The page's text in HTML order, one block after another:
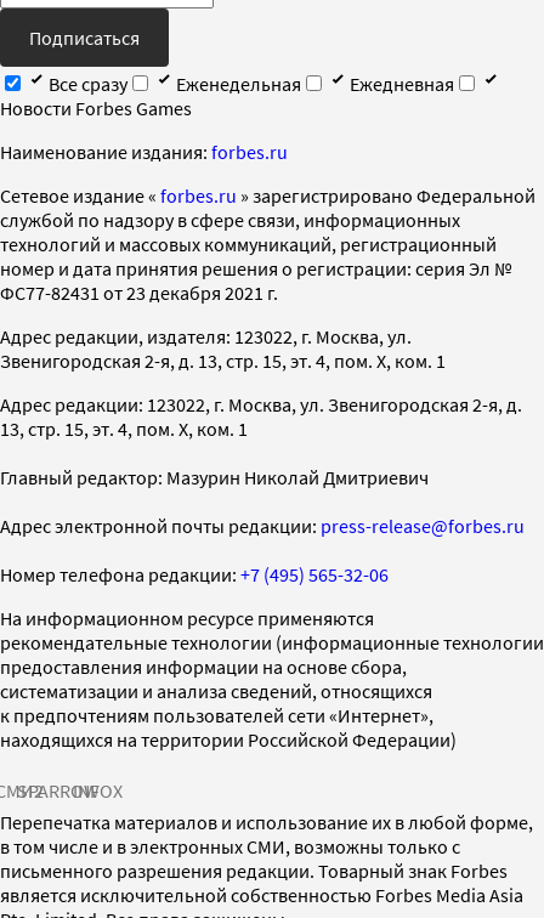
Подписаться
Все сразу
Еженедельная
Ежедневная
Новости Forbes Games
Наименование издания: forbes.ru
Cетевое издание « forbes.ru » зарегистрировано Федеральной
службой по надзору в сфере связи, информационных
технологий и массовых коммуникаций, регистрационный
номер и дата принятия решения о регистрации: серия Эл №
ФС77-82431 от 23 декабря 2021 г.
Адрес редакции, издателя: 123022, г. Москва, ул.
Звенигородская 2-я, д. 13, стр. 15, эт. 4, пом. X, ком. 1
Адрес редакции: 123022, г. Москва, ул. Звенигородская 2-я, д.
13, стр. 15, эт. 4, пом. X, ком. 1
Главный редактор: Мазурин Николай Дмитриевич
Адрес электронной почты редакции: press-release@forbes.ru
Номер телефона редакции: +7 (495) 565-32-06
На информационном ресурсе применяются
рекомендательные технологии (информационные технологии
предоставления информации на основе сбора,
систематизации и анализа сведений, относящихся
к предпочтениям пользователей сети «Интернет»,
находящихся на территории Российской Федерации)
SPARROWINFOX
Перепечатка материалов и использование их в любой форме,
в том числе и в электронных СМИ, возможны только с
письменного разрешения редакции. Товарный знак Forbes
является исключительной собственностью Forbes Media Asia